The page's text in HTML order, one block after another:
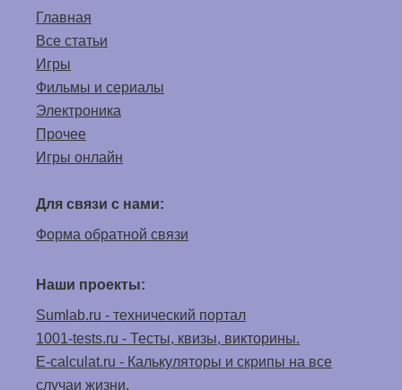
Главная
Все статьи
Игры
Фильмы и сериалы
Электроника
Прочее
Игры онлайн
Для связи с нами:
Форма обратной связи
Наши проекты:
Sumlab.ru - технический портал
1001-tests.ru - Тесты, квизы, викторины.
E-calculat.ru - Калькуляторы и скрипы на все
случаи жизни.